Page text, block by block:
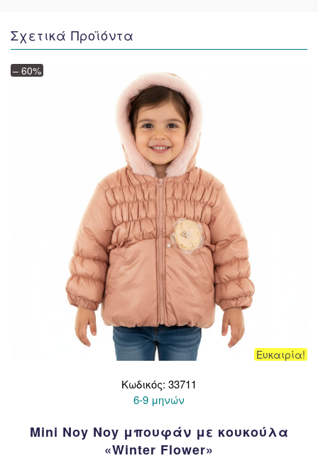
Σχετικά Προϊόντα
– 60%
Ευκαιρία!
Κωδικός: 33711
6-9 μηνών
Mini Noy Noy μπουφάν με κουκούλα
«Winter Flower»